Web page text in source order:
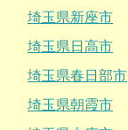
埼玉県新座市
埼玉県日高市
埼玉県春日部市
埼玉県朝霞市